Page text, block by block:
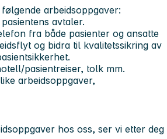
arbeidsoppgaver:
avtaler.
fra både pasienter og ansatte
og bidra til kvalitetssikring av
pasientreiser, tolk mm.
arbeidsoppgaver,
hos oss, ser vi etter deg